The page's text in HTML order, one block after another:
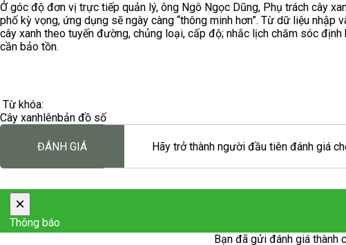
Ở góc độ đơn vị trực tiếp quản lý, ông Ngô Ngọc Dũng, Phụ trách cây
phố kỳ vọng, ứng dụng sẽ ngày càng “thông minh hơn”. Từ dữ liệu
cây xanh theo tuyến đường, chủng loại, cấp độ; nhắc lịch chăm sóc
cần bảo tồn.
Từ khóa:
Cây xanhlênbản đồ số
ĐÁNH GIÁ Hãy trở thành người đầu tiên đánh giá
×
Thông báo
Bạn đã gửi đánh giá thành